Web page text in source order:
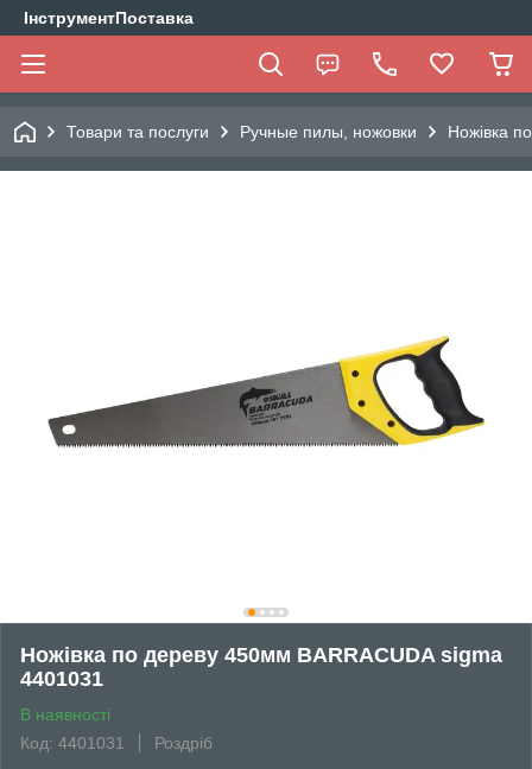
ІнструментПоставка
Товари та послуги Ручные пилы, ножовки Ножівка
Ножівка по дереву 450мм BARRACUDA sigma
4401031
В наявності
Код: 4401031
Роздріб